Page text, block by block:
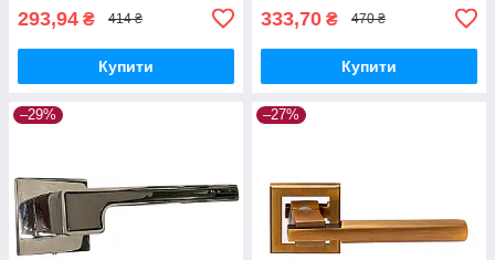
293,94 ₴ 414 ₴
Купити
333,70 ₴ 470 ₴
Купити
–29% –27%